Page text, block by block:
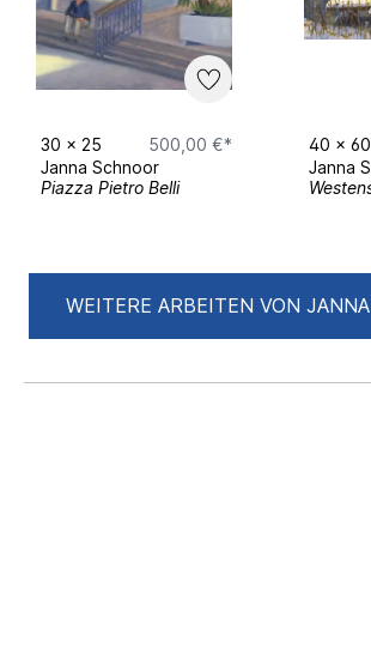
30 x 25
500,00 €*
Janna Schnoor
Piazza Pietro Belli
40 x 60
Janna
WEITERE ARBEITEN VON